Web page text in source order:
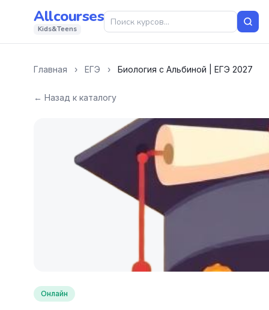
Allcourses
Kids&Teens
Главная › ЕГЭ › Биология с Альбиной | ЕГЭ 2027
← Назад к каталогу
Онлайн